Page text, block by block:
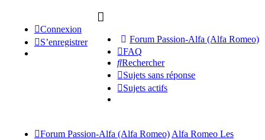
Forum Passion-Alfa (Alfa Romeo)
FAQ
Rechercher
Sujets sans réponse
Sujets actifs
Connexion
S’enregistrer
Forum Passion-Alfa (Alfa Romeo)Alfa Romeo Les